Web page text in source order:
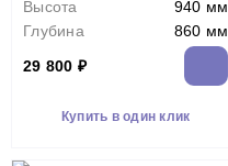
Высота
940 мм
Глубина
860 мм
29 800 ₽
Купить в один клик